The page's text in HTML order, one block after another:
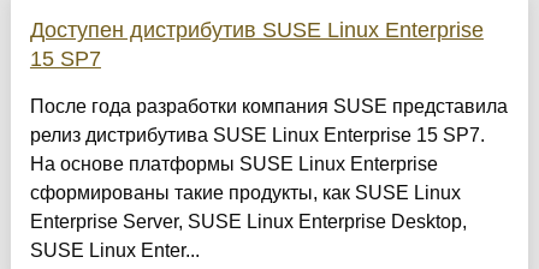
Доступен дистрибутив SUSE Linux Enterprise
15 SP7
После года разработки компания SUSE представила
релиз дистрибутива SUSE Linux Enterprise 15 SP7.
На основе платформы SUSE Linux Enterprise
сформированы такие продукты, как SUSE Linux
Enterprise Server, SUSE Linux Enterprise Desktop,
SUSE Linux Enter...